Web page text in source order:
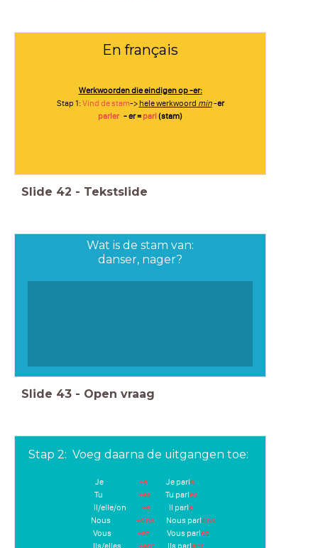
En français
Werkwoorden die eindigen op -er:
Stap 1: Vind de stam-> hele werkwoord min-er
parler- er = parl (stam)
Slide 42 - Tekstslide
Wat is de stam van:
danser, nager?
Slide 43 - Open vraag
Je +e Je parle
Tu +es Tu parles
Il/elle/on +eIl parle
Nous
+ons Nous parlons
Vous +ez Vous parlez
Ils/elles +ent Ils parlent
Stap 2: Voeg daarna de uitgangen toe: